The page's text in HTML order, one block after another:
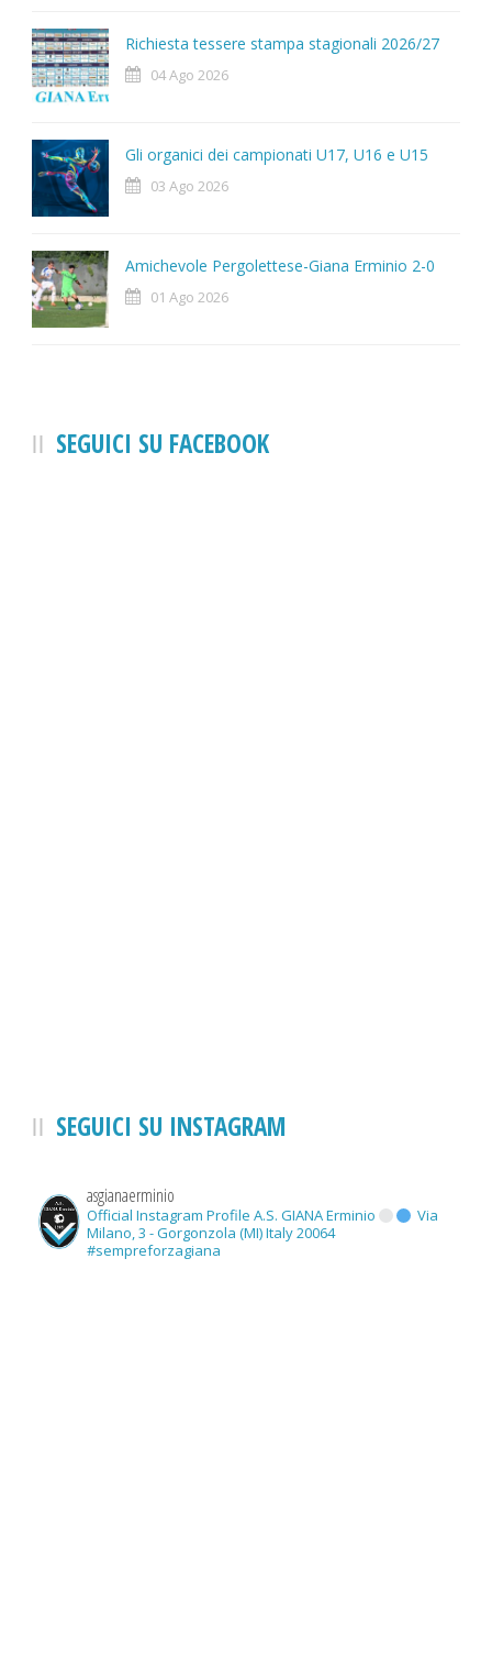
Richiesta tessere stampa stagionali 2026/27
04 Ago 2026
Gli organici dei campionati U17, U16 e U15
03 Ago 2026
Amichevole Pergolettese-Giana Erminio 2-0
01 Ago 2026
SEGUICI SU FACEBOOK
SEGUICI SU INSTAGRAM
asgianaerminio
Official Instagram Profile A.S. GIANA Erminio
Via
Milano, 3 - Gorgonzola (MI) Italy 20064
#sempreforzagiana